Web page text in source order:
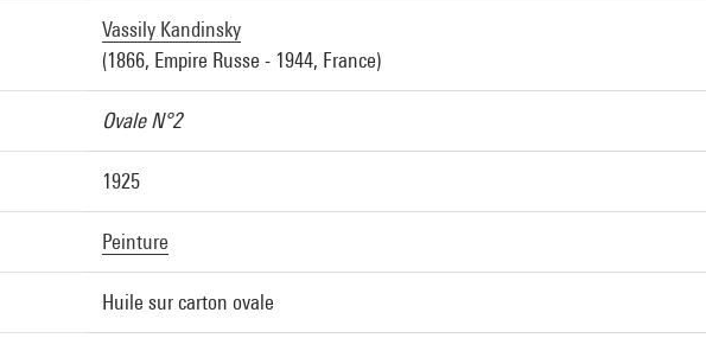
Vassily Kandinsky
(1866, Empire Russe - 1944, France)
Ovale N°2
1925
Peinture
Huile sur carton ovale